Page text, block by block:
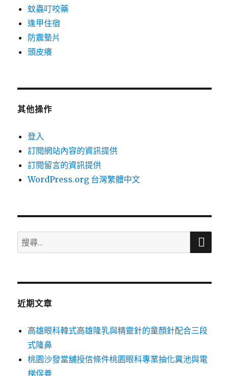
蚊蟲叮咬藥
逢甲住宿
防震墊片
頭皮癢
其他操作
登入
訂閱網站內容的資訊提供
訂閱留言的資訊提供
WordPress.org 台灣繁體中文
搜
尋
鍵
搜
近期文章
高雄眼科韓式高雄隆乳與精靈針的童顏針配合三段
式隆鼻
桃園沙發當舖授信條件桃園眼科專業抽化糞池與電
梯保養